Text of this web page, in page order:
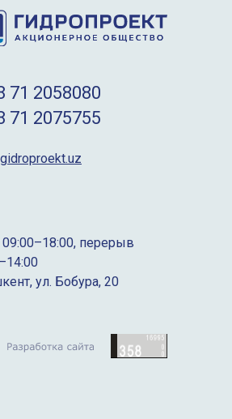
71 2058080
71 2075755
09:00–18:00, перерыв
ул. Бобура, 20